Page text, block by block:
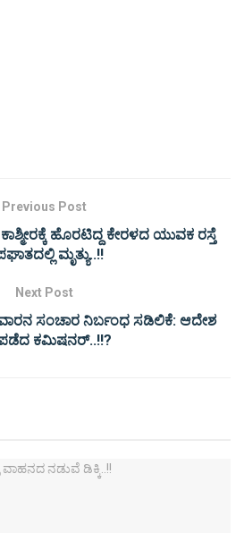
Previous Post
ಹೊರಟಿದ್ದ ಕೇರಳದ ಯುವಕ ರಸ್ತೆ
ಮೃತ್ಯು..!!
Next Post
ಸಂಚಾರ ನಿರ್ಬಂಧ ಸಡಿಲಿಕೆ: ಆದೇಶ
ಕಮಿಷನರ್..!!?